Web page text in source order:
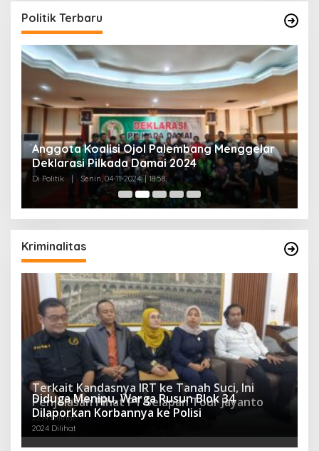
Politik Terbaru
Anggota Koalisi Ojol Palembang Menggelar
Deklarasi Pilkada Damai 2024
Di Politik Senin, 04-11-2024, | 18:58,
Kriminalitas
Terkait Kandasnya IRT ke Tanah Suci, Ini
Penjelasan Pihat PT Selapan Tour Jayanto
2234 Dilihat
Diduga Menipu, Warga Rusun Blok 34
Dilaporkan Korbannya ke Polisi
2024 Dilihat